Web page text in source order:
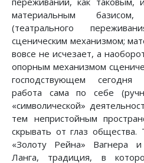
материальным
(театрального
сценическим механизмом;
вовсе не исчезает, а
опорным механизмом
господствующем сегодня
работа сама по себе
«символической»
тем непристойным
скрывать от глаз
«Золоту Рейна» Вагнера
Ланга, традиция, в